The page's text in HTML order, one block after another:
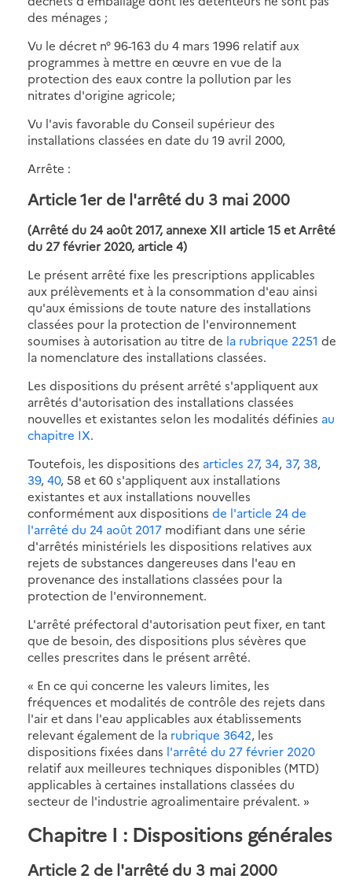
des ménages ;
Vu le décret n° 96-163 du 4 mars 1996 relatif aux
programmes à mettre en œuvre en vue de la
protection des eaux contre la pollution par les
nitrates d'origine agricole;
Vu l'avis favorable du Conseil supérieur des
installations classées en date du 19 avril 2000,
Arrête :
Article 1er de l'arrêté du 3 mai 2000
(Arrêté du 24 août 2017, annexe XII article 15 et Arrêté
du 27 février 2020, article 4)
Le présent arrêté fixe les prescriptions applicables
aux prélèvements et à la consommation d'eau ainsi
qu'aux émissions de toute nature des installations
classées pour la protection de l'environnement
soumises à autorisation au titre de la rubrique 2251 de
la nomenclature des installations classées.
Les dispositions du présent arrêté s'appliquent aux
arrêtés d'autorisation des installations classées
nouvelles et existantes selon les modalités définies au
chapitre IX.
Toutefois, les dispositions des articles 27, 34, 37, 38,
39,40, 58 et 60 s'appliquent aux installations
existantes et aux installations nouvelles
conformément aux dispositions de l'article 24 de
l'arrêté du 24 août 2017 modifiant dans une série
d'arrêtés ministériels les dispositions relatives aux
rejets de substances dangereuses dans l'eau en
provenance des installations classées pour la
protection de l'environnement.
L'arrêté préfectoral d'autorisation peut fixer, en tant
que de besoin, des dispositions plus sévères que
celles prescrites dans le présent arrêté.
« En ce qui concerne les valeurs limites, les
fréquences et modalités de contrôle des rejets dans
l'air et dans l'eau applicables aux établissements
relevant également de la rubrique 3642, les
dispositions fixées dans l'arrêté du 27 février 2020
relatif aux meilleures techniques disponibles (MTD)
applicables à certaines installations classées du
secteur de l'industrie agroalimentaire prévalent. »
Chapitre I : Dispositions générales
Article 2 de l'arrêté du 3 mai 2000